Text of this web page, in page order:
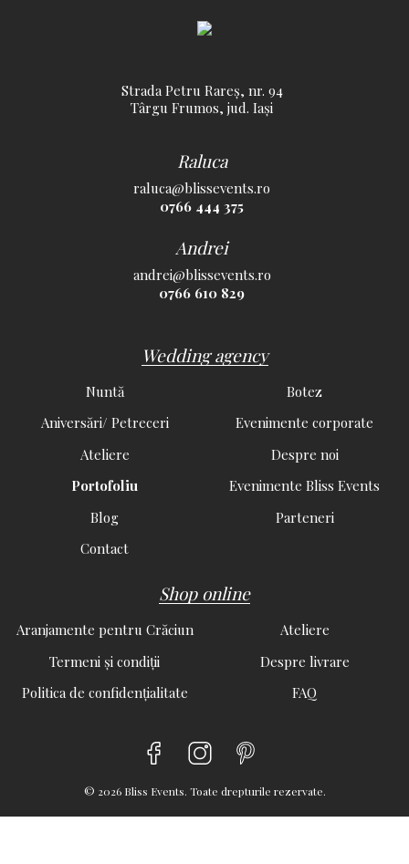
Strada Petru Rareș, nr. 94
Târgu Frumos, jud. Iași
Raluca
raluca@blissevents.ro
0766 444 375
Andrei
andrei@blissevents.ro
0766 610 829
Wedding agency
Nuntă
Botez
Aniversări/ Petreceri
Evenimente corporate
Ateliere
Despre noi
Portofoliu
Evenimente Bliss Events
Blog
Parteneri
Contact
Shop online
Aranjamente pentru Crăciun
Ateliere
Termeni și condiții
Despre livrare
Politica de confidențialitate
FAQ
© 2026 Bliss Events. Toate drepturile rezervate.